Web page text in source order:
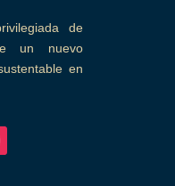
de
un nuevo
en